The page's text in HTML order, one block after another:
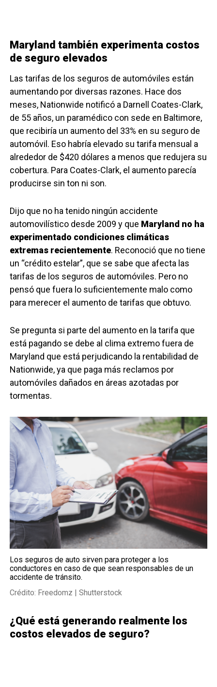
Maryland también experimenta costos
de seguro elevados
Las tarifas de los seguros de automóviles están
aumentando por diversas razones. Hace dos
meses, Nationwide notificó a Darnell Coates-Clark,
de 55 años, un paramédico con sede en Baltimore,
que recibiría un aumento del 33% en su seguro de
automóvil. Eso habría elevado su tarifa mensual a
alrededor de $420 dólares a menos que redujera su
cobertura. Para Coates-Clark, el aumento parecía
producirse sin ton ni son.
Dijo que no ha tenido ningún accidente
automovilístico desde 2009 y que Maryland no ha
experimentado condiciones climáticas
extremas recientemente. Reconoció que no tiene
un “crédito estelar”, que se sabe que afecta las
tarifas de los seguros de automóviles. Pero no
pensó que fuera lo suficientemente malo como
para merecer el aumento de tarifas que obtuvo.
Se pregunta si parte del aumento en la tarifa que
está pagando se debe al clima extremo fuera de
Maryland que está perjudicando la rentabilidad de
Nationwide, ya que paga más reclamos por
automóviles dañados en áreas azotadas por
tormentas.
Los seguros de auto sirven para proteger a los
conductores en caso de que sean responsables de un
accidente de tránsito.
Crédito: Freedomz | Shutterstock
¿Qué está generando realmente los
costos elevados de seguro?